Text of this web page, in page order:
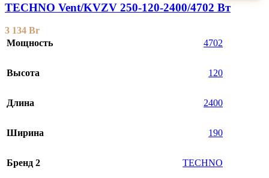
TECHNO Vent/KVZV 250-120-2400/4702 Вт
3 134 Br
Мощность
4702
Высота 120
Длина 2400
Ширина 190
Бренд 2 TECHNO